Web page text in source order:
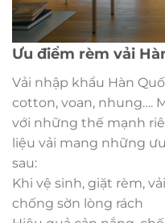
Ưu điểm rèm vải
Vải nhập khẩu Hàn
cotton, voan, nhung….
với những thế mạnh
liệu vải mang những
sau:
Khi vệ sinh, giặt rèm,
chống sờn lòng rách